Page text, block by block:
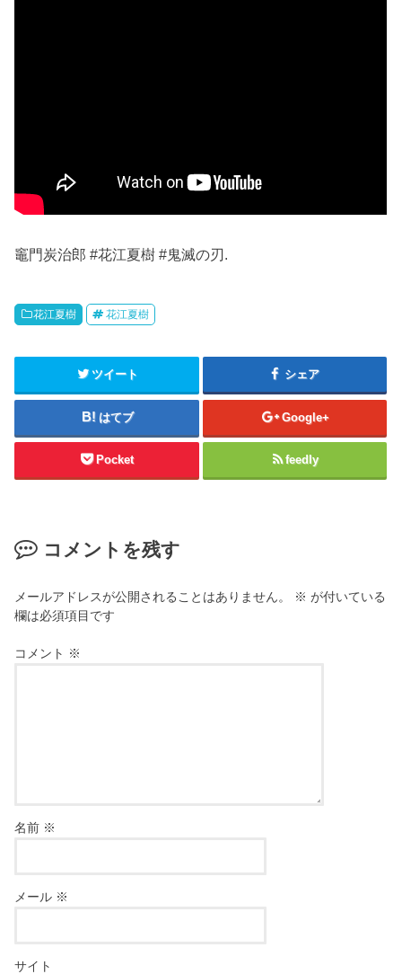
竈門炭治郎 #花江夏樹 #鬼滅の刃.
花江夏樹 花江夏樹
ツイート シェア
はてブ Google+
Pocket feedly
コメントを残す
メールアドレスが公開されることはありません。 ※ が付いている
欄は必須項目です
コメント ※
名前 ※
メール ※
サイト